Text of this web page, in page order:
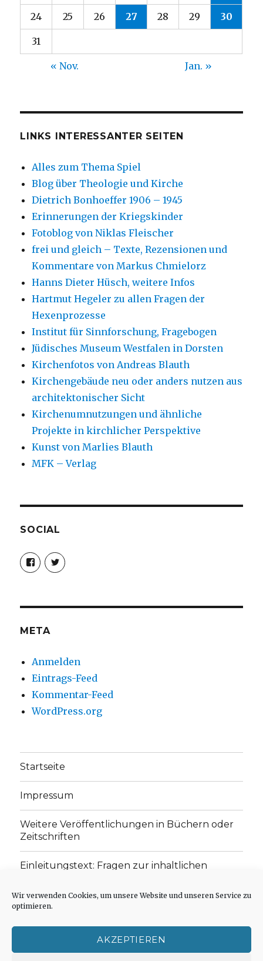
Wir verwenden Cookies, um unsere Website und unseren Service zu
optimieren.
AKZEPTIEREN
24 25 26 27 28 29 30
31
« Nov. Jan. »
LINKS INTERESSANTER SEITEN
Alles zum Thema Spiel
Blog über Theologie und Kirche
Dietrich Bonhoeffer 1906 – 1945
Erinnerungen der Kriegskinder
Fotoblog von Niklas Fleischer
frei und gleich – Texte, Rezensionen und
Kommentare von Markus Chmielorz
Hanns Dieter Hüsch, weitere Infos
Hartmut Hegeler zu allen Fragen der
Hexenprozesse
Institut für Sinnforschung, Fragebogen
Jüdisches Museum Westfalen in Dorsten
Kirchenfotos von Andreas Blauth
Kirchengebäude neu oder anders nutzen aus
architektonischer Sicht
Kirchenumnutzungen und ähnliche
Projekte in kirchlicher Perspektive
Kunst von Marlies Blauth
MFK – Verlag
SOCIAL
Profil
von
christoph.fleischer1
anzeigen
Profil
von
anzeigen
META
Anmelden
Eintrags-Feed
Kommentar-Feed
WordPress.org
Startseite
Impressum
Weitere Veröffentlichungen in Büchern oder
Zeitschriften
Einleitungstext: Fragen zur inhaltlichen
„schwachen Glaubens“